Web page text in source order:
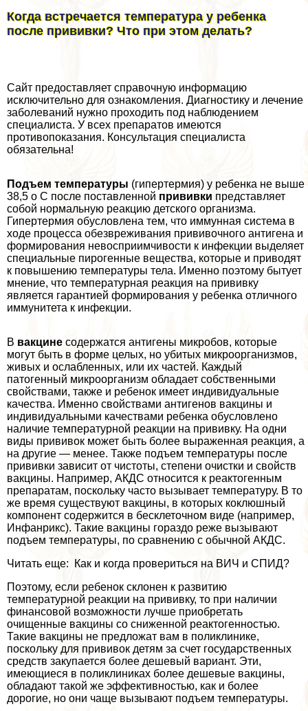
Когда встречается температура у ребенка
после прививки? Что при этом делать?
Сайт предоставляет справочную информацию
исключительно для ознакомления. Диагностику и лечение
заболеваний нужно проходить под наблюдением
специалиста. У всех препаратов имеются
противопоказания. Консультация специалиста
обязательна!
Подъем температуры (гипертермия) у ребенка не выше
38,5 o С после поставленной прививки представляет
собой нормальную реакцию детского организма.
Гипертермия обусловлена тем, что иммунная система в
ходе процесса обезвреживания прививочного антигена и
формирования невосприимчивости к инфекции выделяет
специальные пирогенные вещества, которые и приводят
к повышению температуры тела. Именно поэтому бытует
мнение, что температурная реакция на прививку
является гарантией формирования у ребенка отличного
иммунитета к инфекции.
В вакцине содержатся антигены микробов, которые
могут быть в форме целых, но убитых микроорганизмов,
живых и ослабленных, или их частей. Каждый
патогенный микроорганизм обладает собственными
свойствами, также и ребенок имеет индивидуальные
качества. Именно свойствами антигенов вакцины и
индивидуальными качествами ребенка обусловлено
наличие температурной реакции на прививку. На одни
виды прививок может быть более выраженная реакция, а
на другие — менее. Также подъем температуры после
прививки зависит от чистоты, степени очистки и свойств
вакцины. Например, АКДС относится к реактогенным
препаратам, поскольку часто вызывает температуру. В то
же время существуют вакцины, в которых коклюшный
компонент содержится в бесклеточном виде (например,
Инфанрикс). Такие вакцины гораздо реже вызывают
подъем температуры, по сравнению с обычной АКДС.
Читать еще: Как и когда провериться на ВИЧ и СПИД?
Поэтому, если ребенок склонен к развитию
температурной реакции на прививку, то при наличии
финансовой возможности лучше приобретать
очищенные вакцины со сниженной реактогенностью.
Такие вакцины не предложат вам в поликлинике,
поскольку для прививок детям за счет государственных
средств закупается более дешевый вариант. Эти,
имеющиеся в поликлиниках более дешевые вакцины,
обладают такой же эффективностью, как и более
дорогие, но они чаще вызывают подъем температуры.